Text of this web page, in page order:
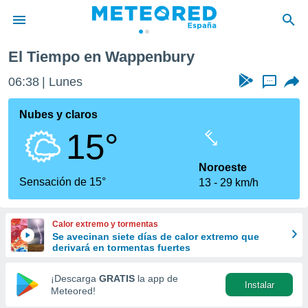
de
por
que se
calidad.
a este
las
y
forma
digital
basada
El Tiempo en Wappenbury
06:38 Lunes ...
Nubes y claros
15°
Sensación de 15°
Noroeste
13
29 km/h
Calor extremo y tormentas
Se avecinan siete días de calor extremo que
derivará en tormentas fuertes
¡Descarga GRATIS la app de
Meteored!
Instalar